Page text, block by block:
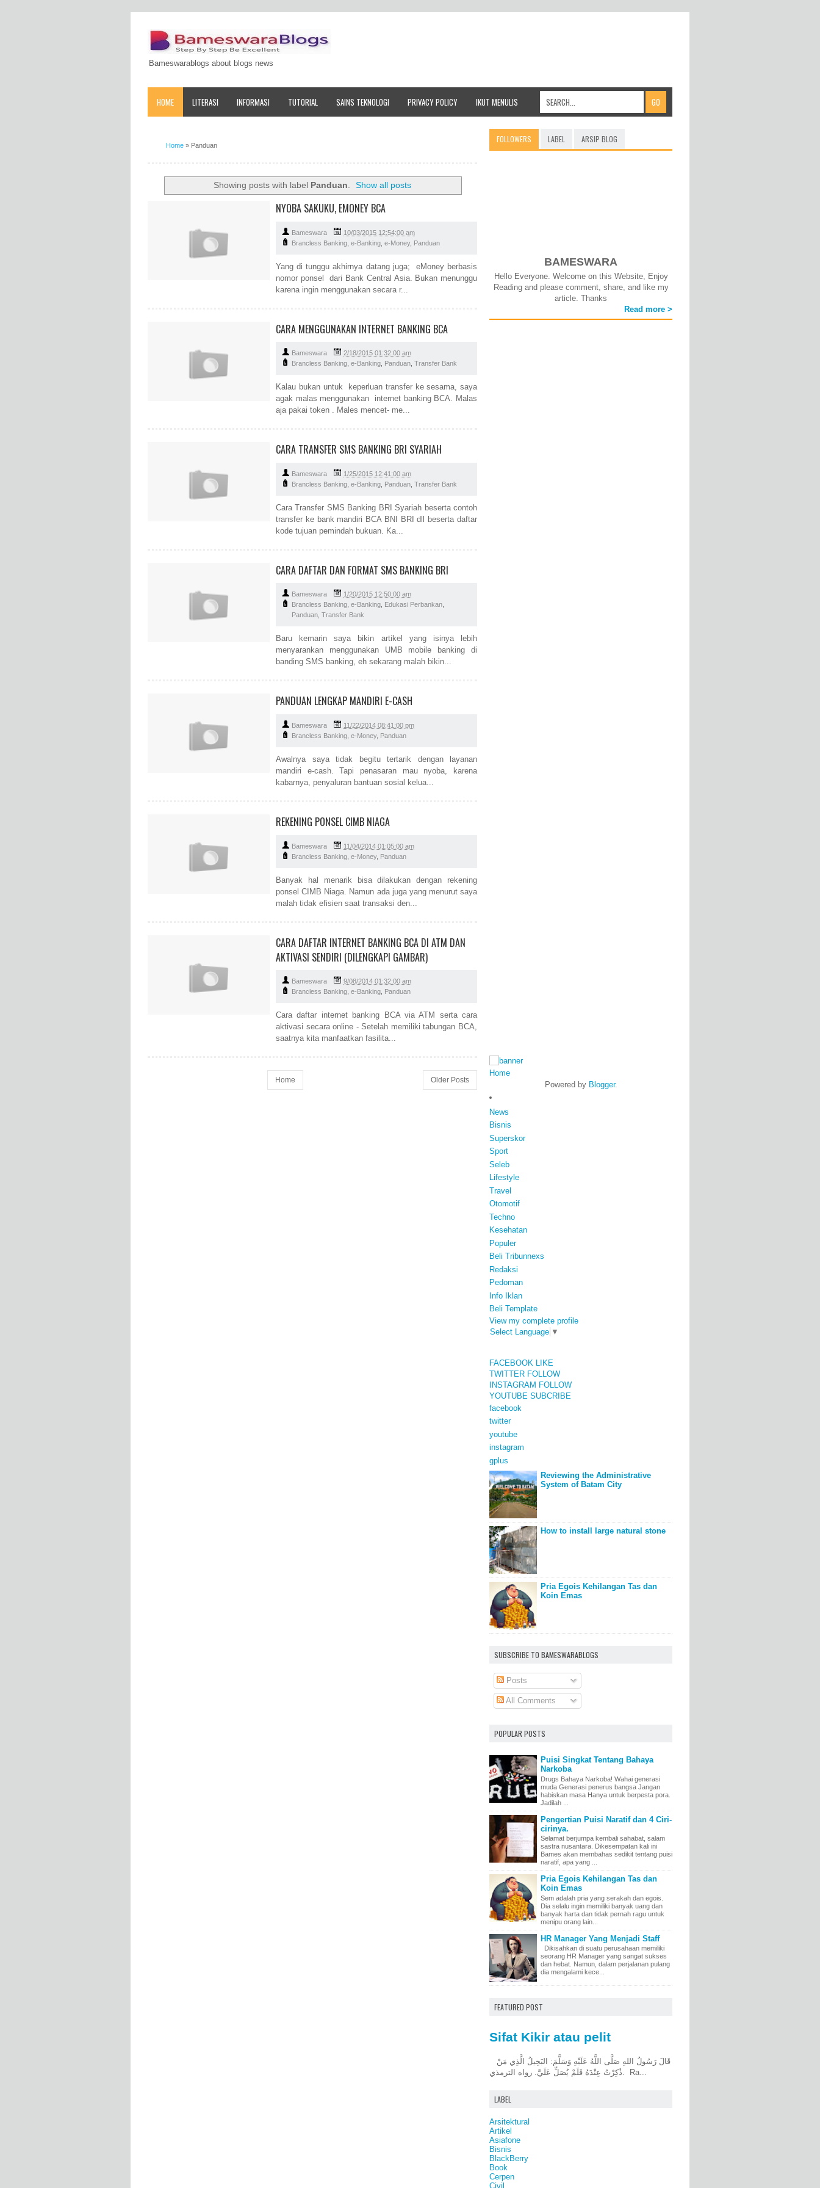
Bameswarablogs about blogs news
HOME LITERASI INFORMASI TUTORIAL SAINS TEKNOLOGI PRIVACY POLICY IKUT MENULIS
Home » Panduan
Showing posts with label Panduan Show all posts
NYOBA SAKUKU, EMONEY BCA
Bameswara
10/03/2015 12:54:00 am
Brancless Banking e-Banking e-Money, Panduan
Yang di tunggu akhirnya datang juga; eMoney berbasis
nomor ponsel dari Bank Central Asia. Bukan menunggu
karena ingin menggunakan secara r...
CARA MENGGUNAKAN INTERNET BANKING BCA
Bameswara
2/18/2015 01:32:00 am
Brancless Banking e-Banking Panduan Transfer Bank
Kalau bukan untuk keperluan transfer ke sesama, saya
agak malas menggunakan internet banking BCA. Malas
aja pakai token . Males mencet- me...
CARA TRANSFER SMS BANKING BRI SYARIAH
Bameswara
1/25/2015 12:41:00 am
Brancless Banking e-Banking Panduan Transfer Bank
Cara Transfer SMS Banking BRI Syariah beserta contoh
transfer ke bank mandiri BCA BNI BRI dll beserta daftar
kode tujuan pemindah bukuan. Ka...
CARA DAFTAR DAN FORMAT SMS BANKING BRI
Bameswara
1/20/2015 12:50:00 am
Brancless Banking, e-Banking, Edukasi Perbankan,
Panduan, Transfer Bank
Baru kemarin saya bikin artikel yang isinya lebih
menyarankan menggunakan UMB mobile banking di
banding SMS banking, eh sekarang malah bikin...
PANDUAN LENGKAP MANDIRI E-CASH
Bameswara
11/22/2014 08:41:00 pm
Brancless Banking e-Money, Panduan
Awalnya saya tidak begitu tertarik dengan layanan
mandiri e-cash. Tapi penasaran mau nyoba, karena
kabarnya, penyaluran bantuan sosial kelua...
REKENING PONSEL CIMB NIAGA
Bameswara
11/04/2014 01:05:00 am
Brancless Banking e-Money, Panduan
Banyak hal menarik bisa dilakukan dengan rekening
ponsel CIMB Niaga. Namun ada juga yang menurut saya
malah tidak efisien saat transaksi den...
CARA DAFTAR INTERNET BANKING BCA DI ATM DAN
AKTIVASI SENDIRI (DILENGKAPI GAMBAR)
Bameswara
9/08/2014 01:32:00 am
Brancless Banking e-Banking Panduan
Cara daftar internet banking BCA via ATM serta cara
aktivasi secara online - Setelah memiliki tabungan BCA,
saatnya kita manfaatkan fasilita...
Older Posts
Home
FOLLOWERS LABEL ARSIP BLOG
BAMESWARA
Hello Everyone. Welcome on this Website, Enjoy
Reading and please comment, share, and like my
article. Thanks
Read more >
Home
Powered by Blogger.
News
Bisnis
Superskor
Sport
Seleb
Lifestyle
Travel
Otomotif
Techno
Kesehatan
Populer
Beli Tribunnexs
Redaksi
Pedoman
Info Iklan
Beli Template
View my complete profile
Select Language ▼
FACEBOOK LIKE
TWITTER FOLLOW
INSTAGRAM FOLLOW
YOUTUBE SUBCRIBE
facebook
twitter
youtube
instagram
gplus
Reviewing the Administrative
System of Batam City
How to install large natural stone
Pria Egois Kehilangan Tas dan
Koin Emas
SUBSCRIBE TO BAMESWARABLOGS
Posts
All Comments
POPULAR POSTS
Puisi Singkat Tentang Bahaya
Narkoba
Drugs Bahaya Narkoba! Wahai generasi
muda Generasi penerus bangsa Jangan
habiskan masa Hanya untuk berpesta pora.
Jadilah ...
Pengertian Puisi Naratif dan 4 Ciri-
cirinya.
Selamat berjumpa kembali sahabat, salam
sastra nusantara. Dikesempatan kali ini
Bames akan membahas sedikit tentang puisi
naratif, apa yang ...
Pria Egois Kehilangan Tas dan
Koin Emas
Sem adalah pria yang serakah dan egois.
Dia selalu ingin memiliki banyak uang dan
banyak harta dan tidak pernah ragu untuk
menipu orang lain...
HR Manager Yang Menjadi Staff
Dikisahkan di suatu perusahaan memiliki
seorang HR Manager yang sangat sukses
dan hebat. Namun, dalam perjalanan pulang
dia mengalami kece...
FEATURED POST
Sifat Kikir atau pelit
ذُكِرْتُ عِنْدَهُ فَلَمْ يُصَلِّ عَلَيَّ. رواه الترمذي. Ra...
LABEL
Arsitektural
Artikel
Asiafone
Bisnis
BlackBerry
Book
Cerpen
Civil